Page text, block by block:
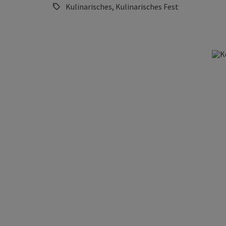
Kulinarisches, Kulinarisches Fest